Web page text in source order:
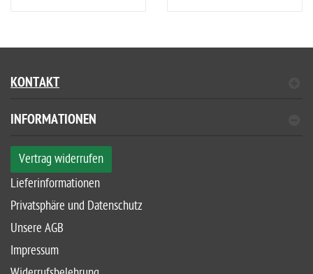
KONTAKT
INFORMATIONEN
Vertrag widerrufen
Lieferinformationen
Privatsphäre und Datenschutz
Unsere AGB
Impressum